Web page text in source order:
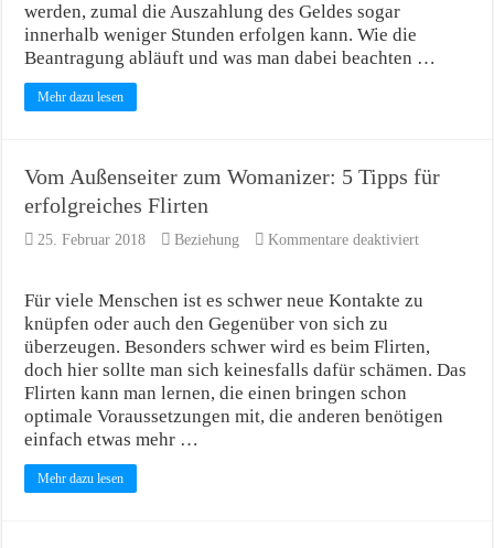
werden, zumal die Auszahlung des Geldes sogar
innerhalb weniger Stunden erfolgen kann. Wie die
Beantragung abläuft und was man dabei beachten …
Mehr dazu lesen
Vom Außenseiter zum Womanizer: 5 Tipps für
erfolgreiches Flirten
25. Februar 2018 Beziehung Kommentare deaktiviertfür
zum
Tipps
für
Für viele Menschen ist es schwer neue Kontakte zu
knüpfen oder auch den Gegenüber von sich zu
überzeugen. Besonders schwer wird es beim Flirten,
doch hier sollte man sich keinesfalls dafür schämen. Das
Flirten kann man lernen, die einen bringen schon
optimale Voraussetzungen mit, die anderen benötigen
einfach etwas mehr …
Mehr dazu lesen